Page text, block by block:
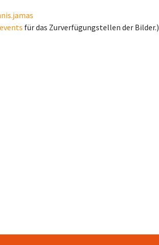
für das Zurverfügungstellen der Bilder.)